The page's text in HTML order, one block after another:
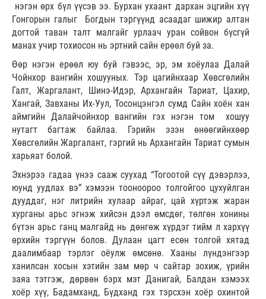
нэгэн өрх бүл үүсэв ээ. Бурхан ухаант дархан эцгийн хүү
Гонгорын галыг Богдын тэргүүнд асаадаг шижир алтан
догтой таван талт малгайг урлаач уран сойвон бүсгүй
манах учир тохиосон нь эртний сайн ерөөл буй за.
Өөр нэгэн ерөөл юу буй гэвээс, эр, эм хоёулаа Далай
Чойнхор вангийн хошууных. Тэр цагийнхаар Хөвсгөлийн
Галт, Жаргалант, Шинэ-Идэр, Архангайн Тариат, Цахир,
Хангай, Завханы Их-Уул, Тосонцэнгэл сумд Сайн хоён хан
аймгийн Далайчойнхор вангийн гэх нэгэн том хошуу
нутагт багтаж байлаа. Гэрийн эзэн өнөөгийнхөөр
Хөвсгөлийн Жаргалант, гэргий нь Архангайн Тариат сумын
харьяат болой.
Эхнэрээ гадаа үнээ сааж суухад “Тогоотой сүү дэвэрлээ,
юунд уудлах вэ” хэмээн тооноороо толгойгоо цухуйлган
дууддаг, нэг литрийн хулаар айраг, цай хүртэж жаран
хурганы арьс эгнэж хийсэн дээл өмсдөг, төлгөн хонины
бүтэн арьс ганц малгайд нь дөнгөж хүрдэг тийм л хархүү
өрхийн тэргүүн болов. Дулаан цагт есөн толгой хятад
даалимбаар тэрлэг оёулж өмсөнө. Хааны лүндэнгээр
ханилсан хосын хэтийн зам мөр ч сайтар зохиж, үрийн
заяа тэтгэж, дөрвөн бэрх мэт Данигай, Балдан хэмээх
хоёр хүү, Бадамханд, Бүдханд гэх тэрсхэн хоёр охинтой